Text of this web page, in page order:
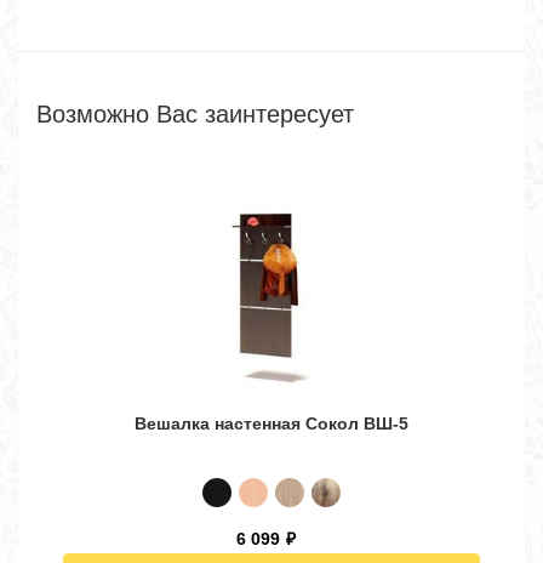
Возможно Вас заинтересует
Вешалка настенная Сокол ВШ-5
6 099 ₽